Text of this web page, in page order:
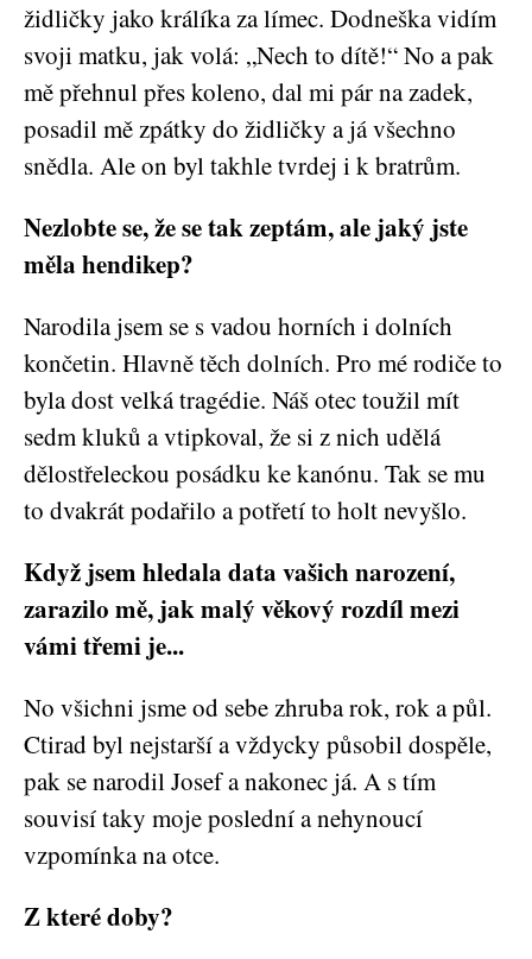
židličky jako králíka za límec. Dodneška vidím
svoji matku, jak volá: „Nech to dítě!“ No a pak
mě přehnul přes koleno, dal mi pár na zadek,
posadil mě zpátky do židličky a já všechno
snědla. Ale on byl takhle tvrdej i k bratrům.
Nezlobte se, že se tak zeptám, ale jaký jste
měla hendikep?
Narodila jsem se s vadou horních i dolních
končetin. Hlavně těch dolních. Pro mé rodiče to
byla dost velká tragédie. Náš otec toužil mít
sedm kluků a vtipkoval, že si z nich udělá
dělostřeleckou posádku ke kanónu. Tak se mu
to dvakrát podařilo a potřetí to holt nevyšlo.
Když jsem hledala data vašich narození,
zarazilo mě, jak malý věkový rozdíl mezi
vámi třemi je...
No všichni jsme od sebe zhruba rok, rok a půl.
Ctirad byl nejstarší a vždycky působil dospěle,
pak se narodil Josef a nakonec já. A s tím
souvisí taky moje poslední a nehynoucí
vzpomínka na otce.
Z které doby?